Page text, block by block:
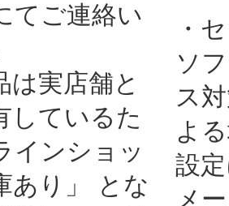
てご連絡い
は実店舗と
しているた
インショッ
あり」 とな
・
ソ
ス
よ
設
メ